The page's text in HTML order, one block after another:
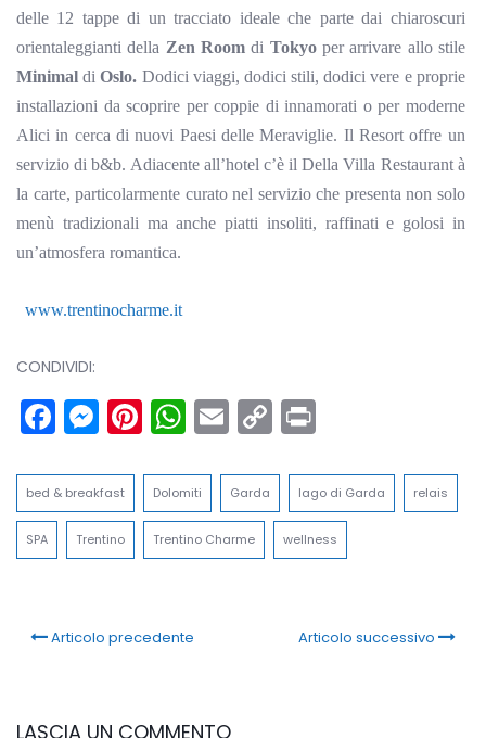
delle 12 tappe di un tracciato ideale che parte dai chiaroscuri
orientaleggianti della Zen Roomdi Tokyo per arrivare allo stile
Minimal di Oslo. Dodici viaggi, dodici stili, dodici vere e proprie
installazioni da scoprire per coppie di innamorati o per moderne
Alici in cerca di nuovi Paesi delle Meraviglie. Il Resort offre un
servizio di b&b. Adiacente all’hotel c’è ilDella Villa Restaurantà
la carte, particolarmente curato nel servizio che presentanon solo
menù tradizionali ma anche piatti insoliti, raffinati e golosi in
un’atmosfera romantica.
www.trentinocharme.it
CONDIVIDI:
Facebook
Messenger
Pinterest
WhatsApp
Email
Copy
Link
bed & breakfast Dolomiti Garda lago di Garda relais
SPA Trentino Trentino Charme wellness
Articolo precedente Articolo successivo
LASCIA UN COMMENTO